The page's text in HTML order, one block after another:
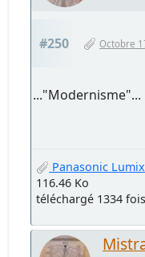
#250 Octobre
..."Modernisme"...
Panasonic Lumix
116.46 Ko
téléchargé 1334 fois